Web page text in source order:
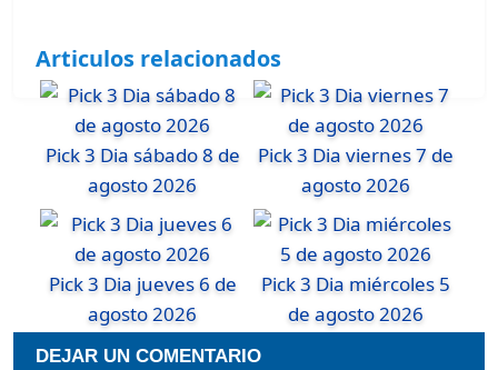
Articulos relacionados
Pick 3 Dia sábado 8 de
agosto 2026
Pick 3 Dia viernes 7 de
agosto 2026
Pick 3 Dia jueves 6 de
agosto 2026
Pick 3 Dia miércoles 5
de agosto 2026
DEJAR UN COMENTARIO